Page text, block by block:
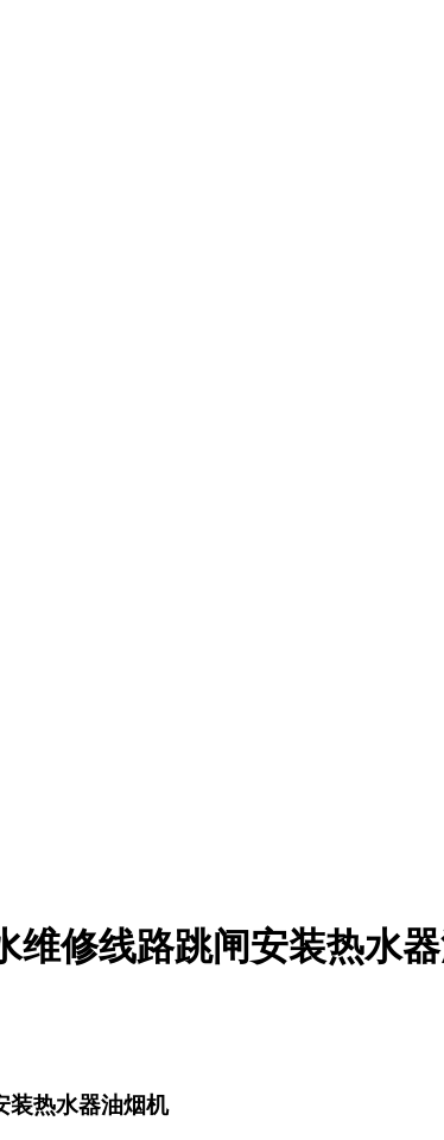
维修线路跳闸安装热水
装热水器油烟机